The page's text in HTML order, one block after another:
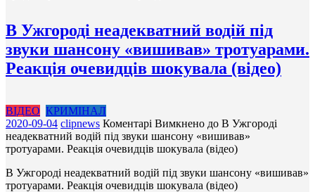
В Ужгороді неадекватний водій під
звуки шансону «вишивав» тротуарами.
Реакція очевидців шокувала (відео)
ВІДЕО КРИМІНАЛ
2020-09-04 clipnews Коментарі Вимкнено до В Ужгороді
неадекватний водій під звуки шансону «вишивав»
тротуарами. Реакція очевидців шокувала (відео)
В Ужгороді неадекватний водій під звуки шансону «вишивав»
тротуарами. Реакція очевидців шокувала (відео)